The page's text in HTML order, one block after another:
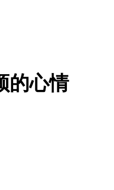
狠手拳打脚踢
主义
的心情